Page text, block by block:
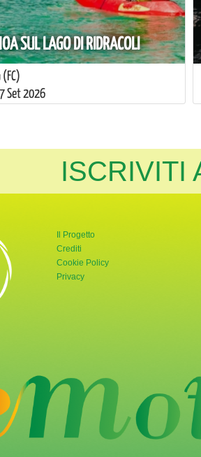
SUL LAGO DI RIDRACOLI
Set 2026
ISCRIVITI
Giornata Verde
Il Progetto
Crediti
Cookie Policy
Privacy